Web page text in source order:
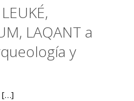
LAQANT a
y
[…]